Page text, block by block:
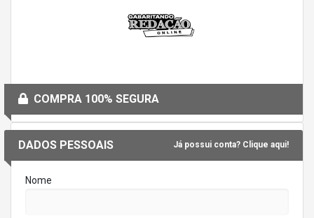
DADOS PESSOAIS Já possui conta? Clique aqui!
Nome
COMPRA 100% SEGURA